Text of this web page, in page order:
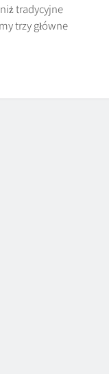
tradycyjne
trzy główne